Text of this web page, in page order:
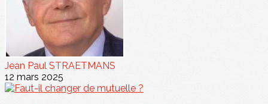
Jean Paul STRAETMANS
12 mars 2025